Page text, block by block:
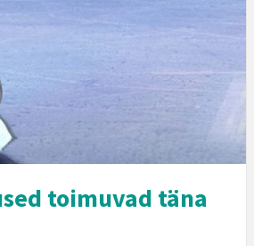
toimuvad täna